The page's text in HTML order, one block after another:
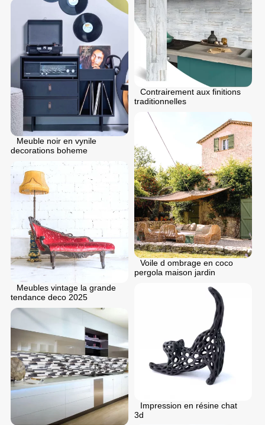
Contrairement aux finitions
traditionnelles
Meuble noir en vynile
decorations boheme
Voile d ombrage en coco
pergola maison jardin
Meubles vintage la grande
tendance deco 2025
Impression en résine chat
3d